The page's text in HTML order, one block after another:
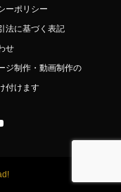
ーポリシー
法に基づく表記
せ
ジ制作・動画制作の
付けます